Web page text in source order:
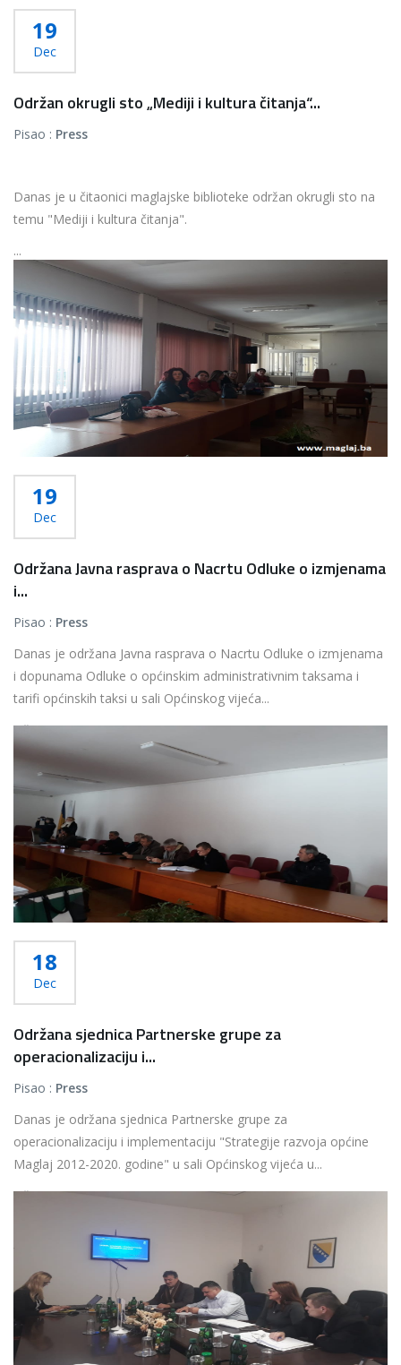
19
Dec
Održan okrugli sto „Mediji i kultura čitanja“...
Pisao : Press
Danas je u čitaonici maglajske biblioteke održan okrugli sto na
temu "Mediji i kultura čitanja".
...
19
Dec
Održana Javna rasprava o Nacrtu Odluke o izmjenama
i...
Pisao : Press
Danas je održana Javna rasprava o Nacrtu Odluke o izmjenama
i dopunama Odluke o općinskim administrativnim taksama i
tarifi općinskih taksi u sali Općinskog vijeća...
Više...
18
Dec
Održana sjednica Partnerske grupe za
operacionalizaciju i...
Pisao : Press
Danas je održana sjednica Partnerske grupe za
operacionalizaciju i implementaciju "Strategije razvoja općine
Maglaj 2012-2020. godine" u sali Općinskog vijeća u...
Više...